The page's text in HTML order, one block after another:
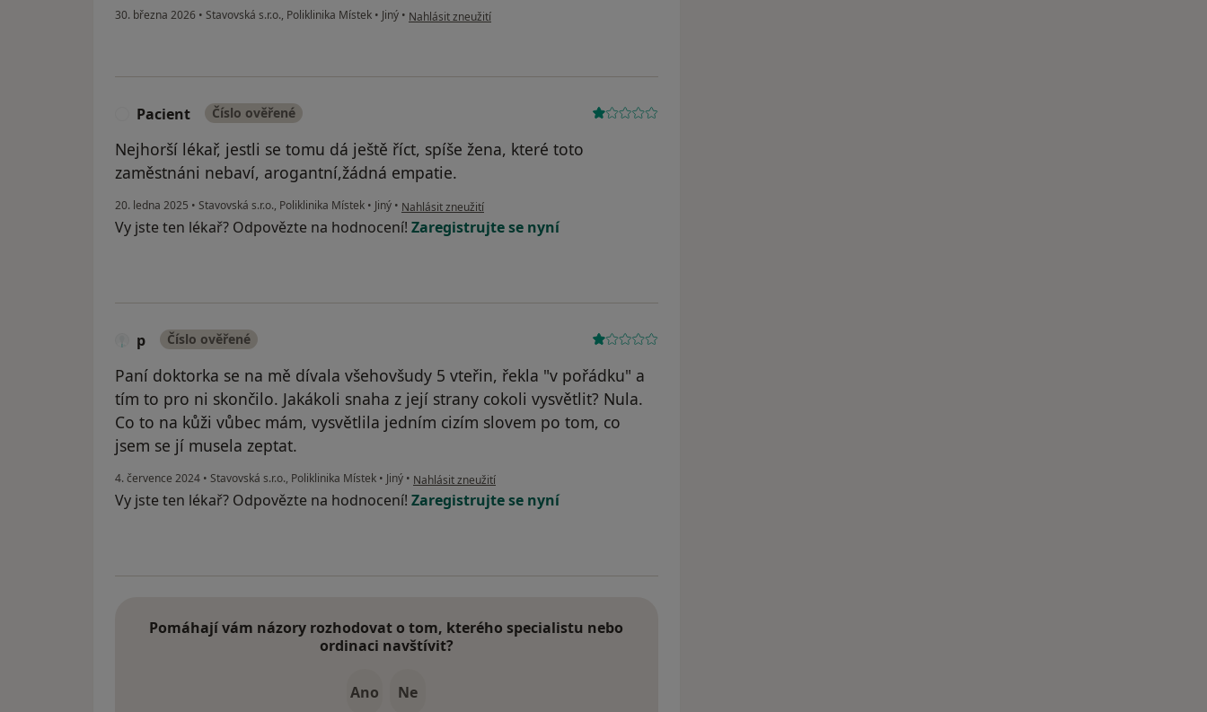
30. března 2026 • Stavovská s.r.o., Poliklinika Místek • Jiný • podle názoru uživatele Petr
Nahlásit zneužití
Pacient Číslo ověřené
Nejhorší lékař, jestli se tomu dá ještě říct, spíše žena, které toto
zaměstnáni nebaví, arogantní,žádná empatie.
20. ledna 2025 • Stavovská s.r.o., Poliklinika Místek • Jiný • podle názoru uživatele Pacient
Nahlásit zneužití
Vy jste ten lékař? Odpovězte na hodnocení! Zaregistrujte se nyní
p Číslo ověřené
Paní doktorka se na mě dívala všehovšudy 5 vteřin, řekla "v pořádku" a
tím to pro ni skončilo. Jakákoli snaha z její strany cokoli vysvětlit? Nula.
Co to na kůži vůbec mám, vysvětlila jedním cizím slovem po tom, co
jsem se jí musela zeptat.
4. července 2024 • Stavovská s.r.o., Poliklinika Místek • Jiný • podle názoru uživatele p
Nahlásit zneužití
Vy jste ten lékař? Odpovězte na hodnocení! Zaregistrujte se nyní
Pomáhají vám názory rozhodovat o tom, kterého specialistu nebo
ordinaci navštívit?
Ano Ne